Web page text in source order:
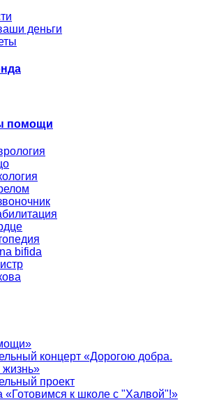
деньги
помощи
bifida
концерт «Дорогою добра.
проект
«Готовимся к школе с "Халвой"!»